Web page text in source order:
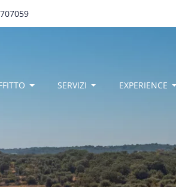
SERVIZI EXPERIENCE